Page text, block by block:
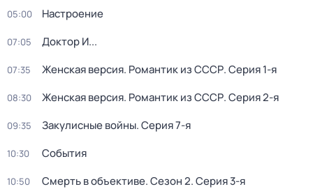
05:00 Настроение
07:05 Доктор И...
07:35 Женская версия. Романтик из СССР. Серия 1-я
08:30 Женская версия. Романтик из СССР. Серия 2-я
09:35 Закулисные войны. Серия 7-я
10:30 События
10:50 Смерть в объективе. Сезон 2. Серия 3-я